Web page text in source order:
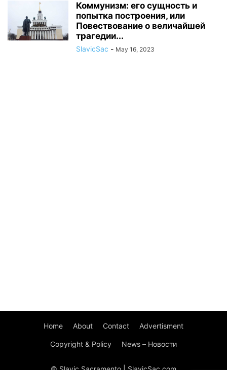
Коммунизм: его сущность и
попытка построения, или
Повествование о величайшей
трагедии...
SlavicSac - May 16, 2023
Home About Contact Advertisment
Copyright & Policy News – Новости